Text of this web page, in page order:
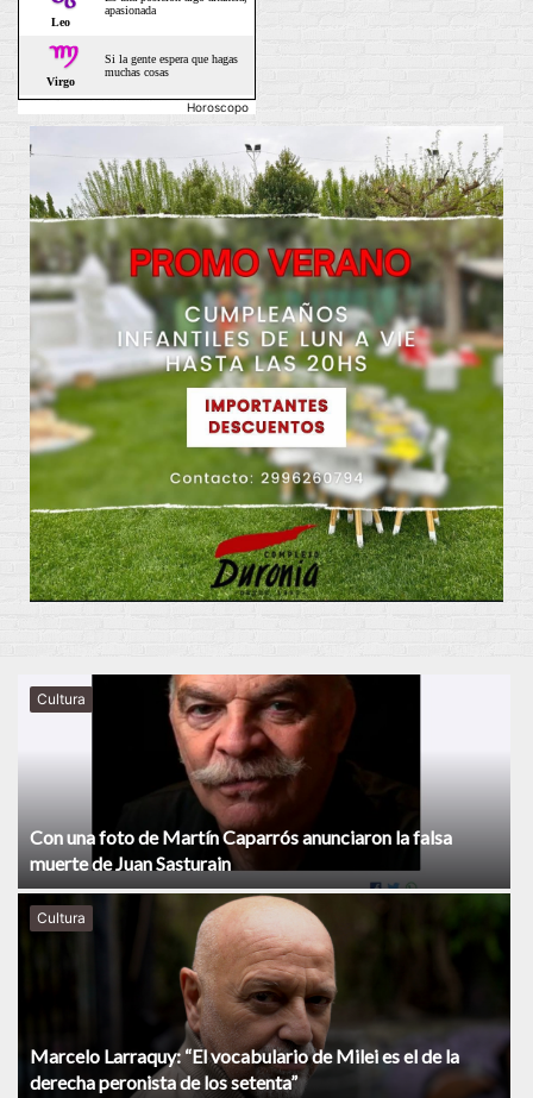
Horoscopo
Cultura
Con una foto de Martín Caparrós anunciaron la falsa
muerte de Juan Sasturain
Cultura
Marcelo Larraquy: “El vocabulario de Milei es el de la
derecha peronista de los setenta”